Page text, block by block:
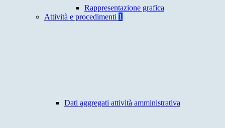
Rappresentazione grafica
Attività e procedimenti 1
Dati aggregati attività amministrativa